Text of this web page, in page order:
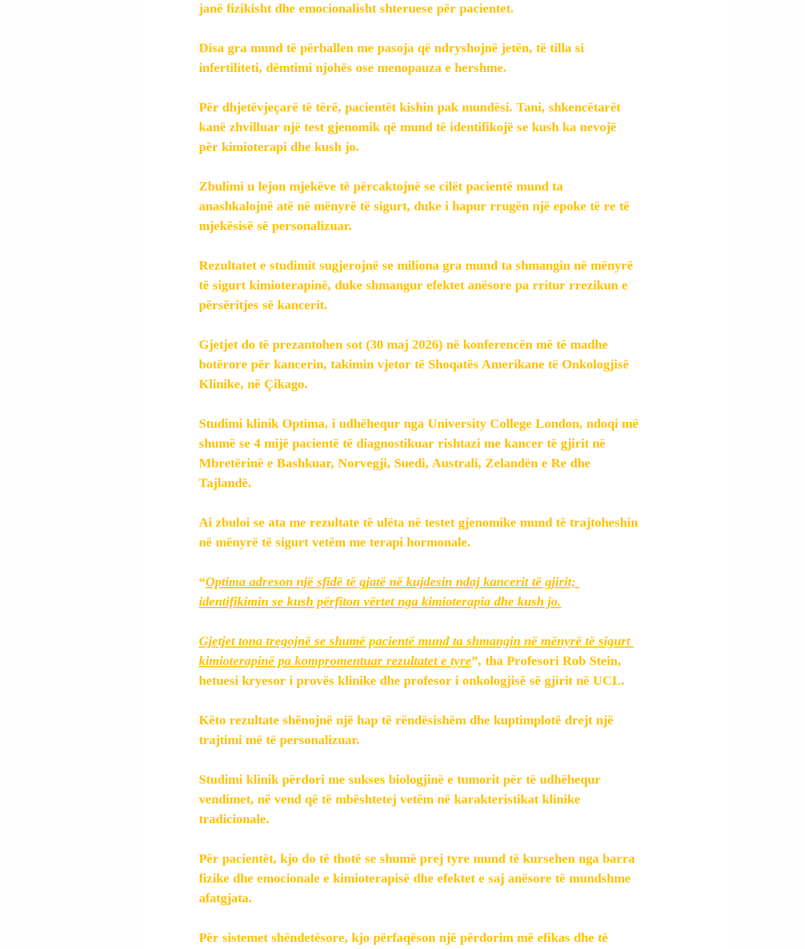
janë fizikisht dhe emocionalisht shteruese për pacientet.
Disa gra mund të përballen me pasoja që ndryshojnë jetën, të tilla si
infertiliteti, dëmtimi njohës ose menopauza e hershme.
Për dhjetëvjeçarë të tërë, pacientët kishin pak mundësi. Tani, shkencëtarët
kanë zhvilluar një test gjenomik që mund të identifikojë se kush ka nevojë
për kimioterapi dhe kush jo.
Zbulimi u lejon mjekëve të përcaktojnë se cilët pacientë mund ta
anashkalojnë atë në mënyrë të sigurt, duke i hapur rrugën një epoke të re të
mjekësisë së personalizuar.
Rezultatet e studimit sugjerojnë se miliona gra mund ta shmangin në mënyrë
të sigurt kimioterapinë, duke shmangur efektet anësore pa rritur rrezikun e
përsëritjes së kancerit.
Gjetjet do të prezantohen sot (30 maj 2026) në konferencën më të madhe
botërore për kancerin, takimin vjetor të Shoqatës Amerikane të Onkologjisë
Klinike, në Çikago.
Studimi klinik Optima, i udhëhequr nga University College London, ndoqi më
shumë se 4 mijë pacientë të diagnostikuar rishtazi me kancer të gjirit në
Mbretërinë e Bashkuar, Norvegji, Suedi, Australi, Zelandën e Re dhe
Tajlandë.
Ai zbuloi se ata me rezultate të ulëta në testet gjenomike mund të trajtoheshin
në mënyrë të sigurt vetëm me terapi hormonale.
“Optima adreson një sfidë të gjatë në kujdesin ndaj kancerit të gjirit;
identifikimin se kush përfiton vërtet nga kimioterapia dhe kush jo.
Gjetjet tona tregojnë se shumë pacientë mund ta shmangin në mënyrë të sigurt
kimioterapinë pa kompromentuar rezultatet e tyre”, tha Profesori Rob Stein,
hetuesi kryesor i provës klinike dhe profesor i onkologjisë së gjirit në UCL.
Këto rezultate shënojnë një hap të rëndësishëm dhe kuptimplotë drejt një
trajtimi më të personalizuar.
Studimi klinik përdori me sukses biologjinë e tumorit për të udhëhequr
vendimet, në vend që të mbështetej vetëm në karakteristikat klinike
tradicionale.
Për pacientët, kjo do të thotë se shumë prej tyre mund të kursehen nga barra
fizike dhe emocionale e kimioterapisë dhe efektet e saj anësore të mundshme
afatgjata.
Për sistemet shëndetësore, kjo përfaqëson një përdorim më efikas dhe të